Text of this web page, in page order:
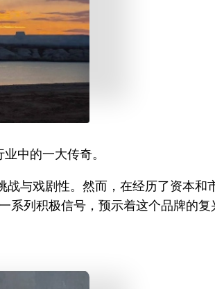
中的一大传奇。
与戏剧性。然而，在经历了资本
列积极信号，预示着这个品牌的复